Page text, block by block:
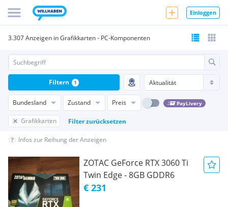
Einloggen
3.307 Anzeigen in Grafikkarten - PC-Komponenten
Bundesland Zustand Preis PayLivery
Grafikkarten Filter zurücksetzen
Filtern 1
Infos zur Reihung der Anzeigen
ZOTAC GeForce RTX 3060 Ti
Twin Edge - 8GB GDDR6
€ 231